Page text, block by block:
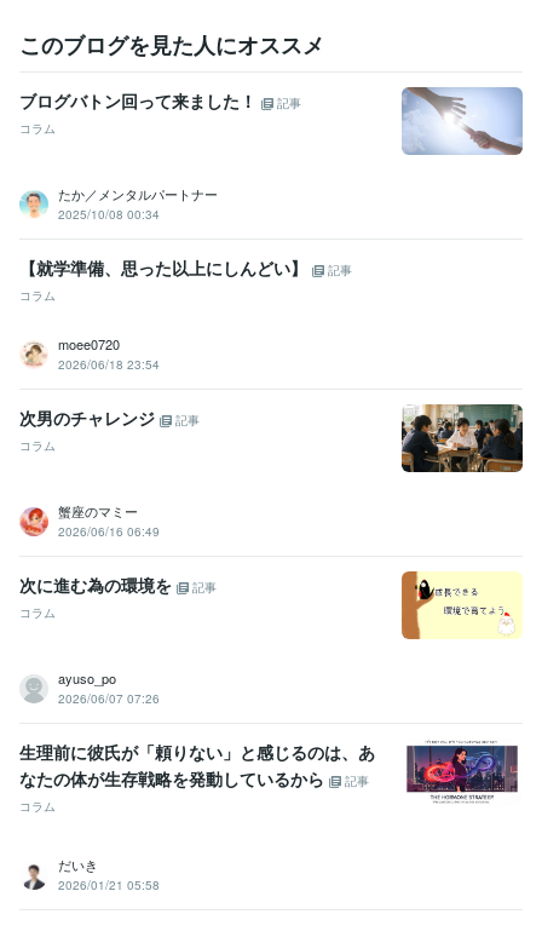
ポジティブ心理学実践インストラクター 取得年 : 2023年
夫婦カウンセラー 取得年 : 2023年
その他ツール
Webカウンセラー:3年
ADHDの子供の子育てアドバイザー:11年
日本NLP認定資格プラクティショナー認定コース修了:4年
NLPマスタープラクティショナー認定コース修了:2年
得意分野
悩み相談・カウンセリング
／親子／友人関係　メール相談
子供を育てる 緊張している初対面の人とすぐに打ち解ける
ブ→ポジティブに切り替える質問力 相思相愛カウンセラー 遠距離恋
愛カウンセラー
人間関係
コミュニケーション
トラウマ相談
英語の発音アドバイス NLPコーチン
フレーミング
35歳からの英語学習 （独学）
語学力
英語
このブログを見た人にオススメ
ブログバトン回って来ました！
記事
コラム
たか／メンタルパートナー
2025/10/08 00:34
【就学準備、思った以上にしんどい】
記事
コラム
moee0720
2026/06/18 23:54
次男のチャレンジ
記事
コラム
蟹座のマミー
2026/06/16 06:49
次に進む為の環境を
記事
コラム
ayuso_po
2026/06/07 07:26
生理前に彼氏が「頼りない」と感じるのは、あ
なたの体が生存戦略を発動しているから
記事
コラム
だいき
2026/01/21 05:58